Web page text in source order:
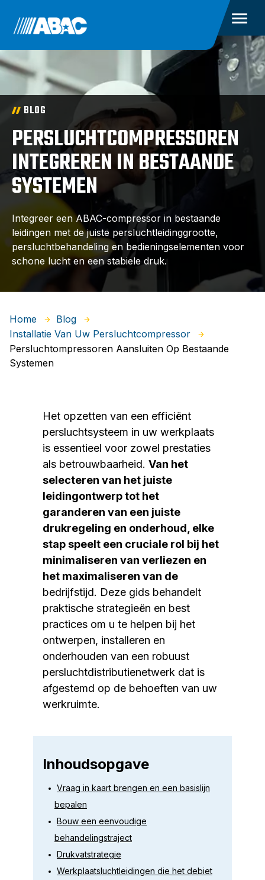
BLOG
PERSLUCHTCOMPRESSOREN
INTEGREREN IN BESTAANDE
SYSTEMEN
Integreer een ABAC-compressor in bestaande
leidingen met de juiste persluchtleidinggrootte,
persluchtbehandeling en bedieningselementen voor
schone lucht en een stabiele druk.
Home
Blog
Installatie Van Uw Persluchtcompressor
Persluchtompressoren Aansluiten Op Bestaande
Systemen
Het opzetten van een efficiënt
persluchtsysteem in uw werkplaats
is essentieel voor zowel prestaties
als betrouwbaarheid. Van het
selecteren van het juiste
leidingontwerp tot het
garanderen van een juiste
drukregeling en onderhoud, elke
stap speelt een cruciale rol bij het
minimaliseren van verliezen en
het maximaliseren van de
bedrijfstijd. Deze gids behandelt
praktische strategieën en best
practices om u te helpen bij het
ontwerpen, installeren en
onderhouden van een robuust
persluchtdistributienetwerk dat is
afgestemd op de behoeften van uw
werkruimte.
Inhoudsopgave
Vraag in kaart brengen en een basislijn
bepalen
Bouw een eenvoudige
behandelingstraject
Drukvatstrategie
Werkplaatsluchtleidingen die het debiet